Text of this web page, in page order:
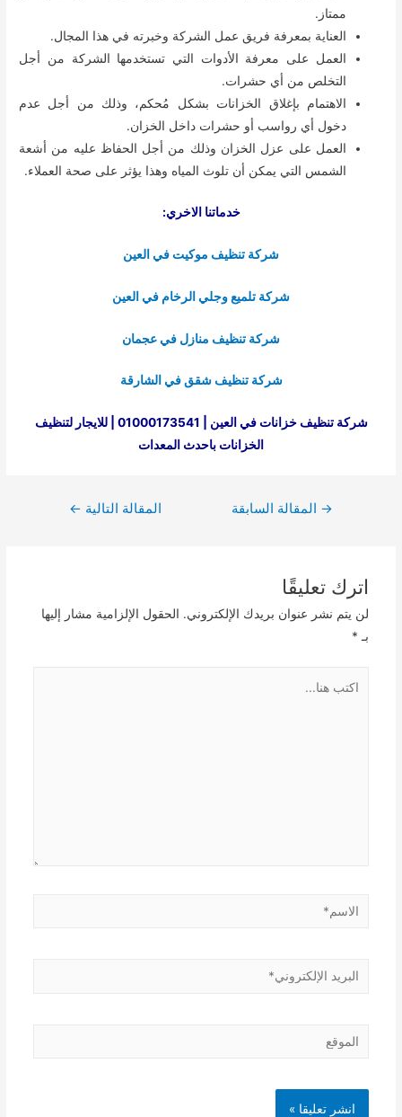
ممتاز.
العناية بمعرفة فريق عمل الشركة وخبرته في هذا المجال.
العمل على معرفة الأدوات التي تستخدمها الشركة من أجل
التخلص من أي حشرات.
الاهتمام بإغلاق الخزانات بشكل مُحكم، وذلك من أجل عدم
دخول أي رواسب أو حشرات داخل الخزان.
العمل على عزل الخزان وذلك من أجل الحفاظ عليه من أشعة
الشمس التي يمكن أن تلوث المياه وهذا يؤثر على صحة العملاء.
خدماتنا الاخري:
شركة تنظيف موكيت في العين
شركة تلميع وجلي الرخام في العين
شركة تنظيف منازل في عجمان
شركة تنظيف شقق في الشارقة
شركة تنظيف خزانات في العين | 01000173541 | للايجار لتنظيف
الخزانات باحدث المعدات
تصفّح
→ المقالة السابقة المقالة التالية ←
اترك تعليقًا
لن يتم نشر عنوان بريدك الإلكتروني. الحقول الإلزامية مشار إليها
بـ *
الاسم*
البريد
الموقع